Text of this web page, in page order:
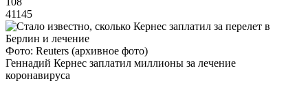
41145
Фото: Reuters (архивное фото)
Геннадий Кернес заплатил миллионы за лечение
коронавируса